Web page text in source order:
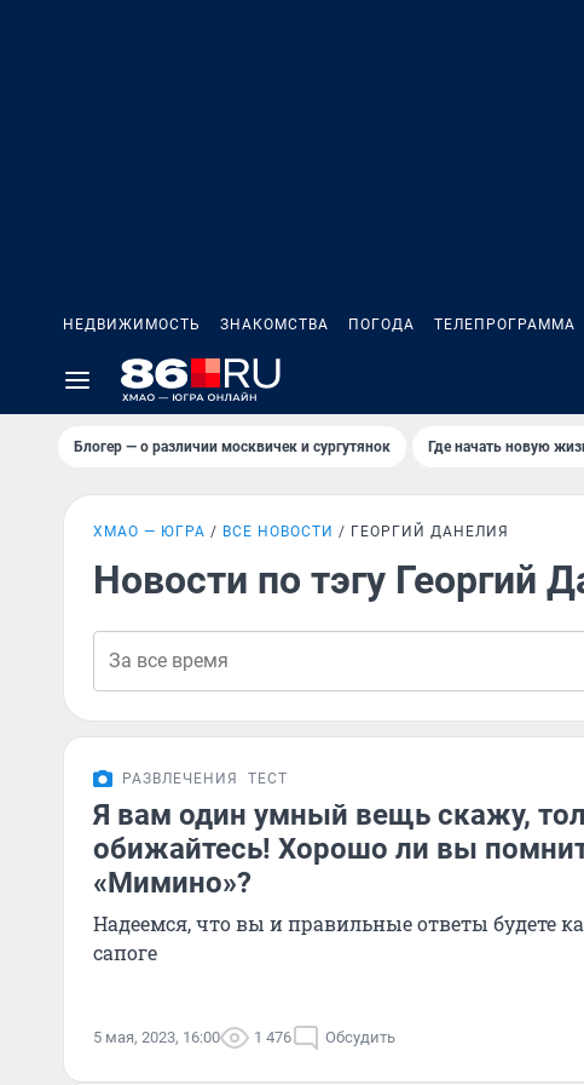
НЕДВИЖИМОСТЬ ЗНАКОМСТВА ПОГОДА ТЕЛЕПРОГРАММА
Блогер — о различии москвичек и сургутянок Где начать новую
ХМАО — ЮГРА ВСЕ НОВОСТИ ГЕОРГИЙ ДАНЕЛИЯ
Новости по тэгу Георгий
РАЗВЛЕЧЕНИЯ ТЕСТ
Я вам один умный вещь скажу,
обижайтесь! Хорошо ли вы
«Мимино»?
Надеемся, что вы и правильные ответы будете
сапоге
5 мая, 2023, 16:00 1 476 Обсудить